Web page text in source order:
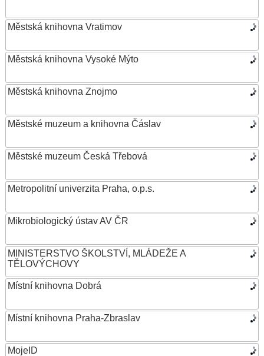
Městská knihovna Vratimov
Městská knihovna Vysoké Mýto
Městská knihovna Znojmo
Městské muzeum a knihovna Čáslav
Městské muzeum Česká Třebová
Metropolitní univerzita Praha, o.p.s.
Mikrobiologický ústav AV ČR
MINISTERSTVO ŠKOLSTVÍ, MLÁDEŽE A
TĚLOVÝCHOVY
Místní knihovna Dobrá
Místní knihovna Praha-Zbraslav
MojeID